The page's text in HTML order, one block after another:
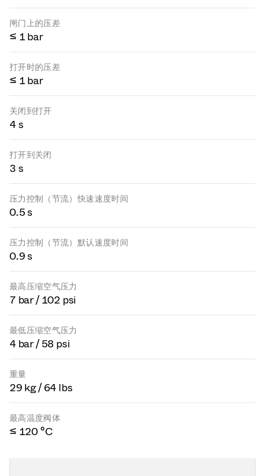
闸门上的压差
≤ 1 bar
打开时的压差
≤ 1 bar
关闭到打开
4 s
打开到关闭
3 s
压力控制（节流）快速速度时间
0.5 s
压力控制（节流）默认速度时间
0.9 s
最高压缩空气压力
7 bar / 102 psi
最低压缩空气压力
4 bar / 58 psi
重量
29 kg / 64 lbs
最高温度阀体
≤ 120 °C